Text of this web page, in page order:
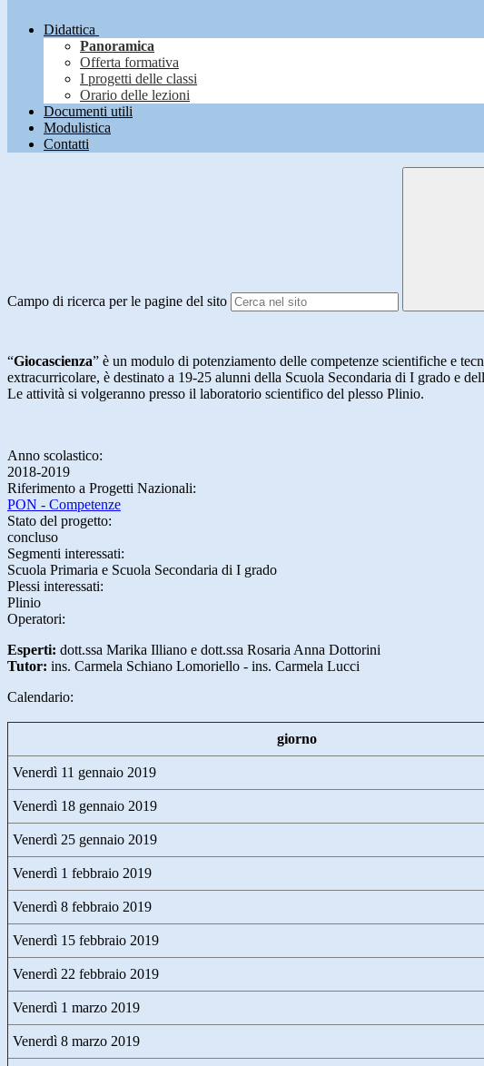
Didattica
Panoramica
Offerta formativa
I progetti delle classi
Orario delle lezioni
Documenti utili
Modulistica
Contatti
Campo di ricerca per le pagine del sito
“Giocascienza” è un modulo di potenziamento delle competenze scientifiche e
extracurricolare, è destinato a 19-25 alunni della Scuola Secondaria di I grado e
​Le attività si volgeranno presso il laboratorio scientifico del plesso Plinio.
Anno scolastico:
2018-2019
Riferimento a Progetti Nazionali:
PON - Competenze
Stato del progetto:
concluso
Segmenti interessati:
Scuola Primaria e Scuola Secondaria di I grado
Plessi interessati:
Plinio
Operatori:
Esperti: dott.ssa Marika Illiano e dott.ssa Rosaria Anna Dottorini
Tutor: ins. Carmela Schiano Lomoriello - ins. Carmela Lucci
Calendario:
giorno
Venerdì 11 gennaio 2019
Venerdì 18 gennaio 2019
Venerdì 25 gennaio 2019
Venerdì 1 febbraio 2019
Venerdì 8 febbraio 2019
Venerdì 15 febbraio 2019
Venerdì 22 febbraio 2019
Venerdì 1 marzo 2019
Venerdì 8 marzo 2019